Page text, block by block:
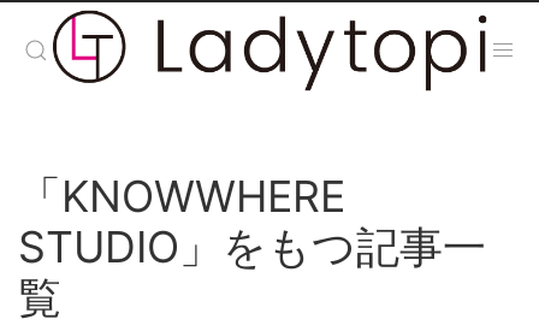
「KNOWWHERE
STUDIO」をもつ記事一
覧